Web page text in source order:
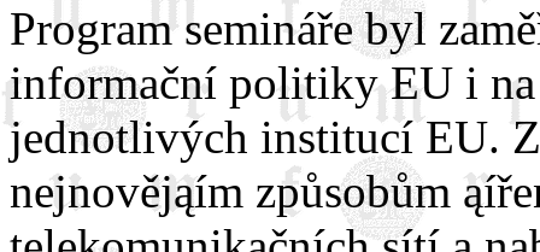
Program semináře byl
informační politiky EU i
jednotlivých institucí EU.
nejnovějąím způsobům